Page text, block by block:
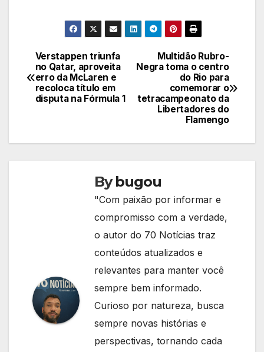
Navegação
de
Post
Multidão Rubro-
Negra toma o centro
do Rio para
comemorar o
tetracampeonato da
Libertadores do
Flamengo
Verstappen triunfa
no Qatar, aproveita
erro da McLaren e
recoloca título em
disputa na Fórmula 1
Bybugou
"Com paixão por informar e
compromisso com a verdade,
o autor do 70 Notícias traz
conteúdos atualizados e
relevantes para manter você
sempre bem informado.
Curioso por natureza, busca
sempre novas histórias e
perspectivas, tornando cada